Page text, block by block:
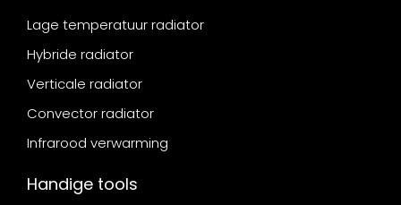
Lage temperatuur radiator
Hybride radiator
Verticale radiator
Convector radiator
Infrarood verwarming
Handige tools